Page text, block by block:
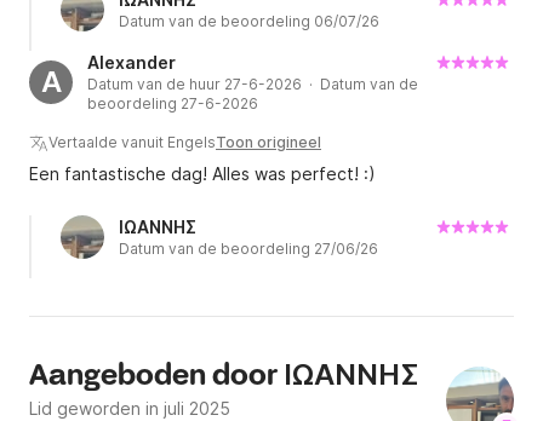
toelieten.
Datum van de beoordeling 06/07/26
A
Alexander
Datum van de huur 27-6-2026 · Datum van de
beoordeling 27-6-2026
Vertaalde vanuit EngelsToon origineel
Een fantastische dag! Alles was perfect! :)
ΙΩΑΝΝΗΣ
Datum van de beoordeling 27/06/26
Aangeboden door ΙΩΑΝΝΗΣ
Lid geworden in juli 2025